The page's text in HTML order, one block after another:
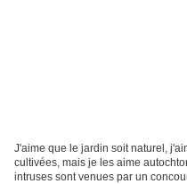
J'aime que le jardin soit naturel,
cultivées, mais je les aime
intruses sont venues par un